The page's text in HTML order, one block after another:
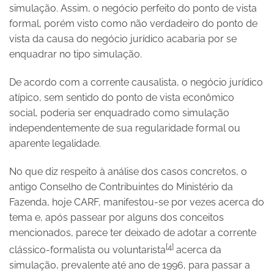
simulação. Assim, o negócio perfeito do ponto de vista
formal, porém visto como não verdadeiro do ponto de
vista da causa do negócio jurídico acabaria por se
enquadrar no tipo simulação.
De acordo com a corrente causalista, o negócio jurídico
atípico, sem sentido do ponto de vista econômico
social, poderia ser enquadrado como simulação
independentemente de sua regularidade formal ou
aparente legalidade.
No que diz respeito à análise dos casos concretos, o
antigo Conselho de Contribuintes do Ministério da
Fazenda, hoje CARF, manifestou-se por vezes acerca do
tema e, após passear por alguns dos conceitos
mencionados, parece ter deixado de adotar a corrente
clássico-formalista ou voluntarista[4] acerca da
simulação, prevalente até ano de 1996, para passar a